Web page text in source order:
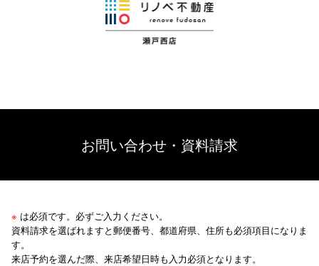
お問い合わせ・資料請求
※ は必須です。必ずご入力ください。
資料請求を選ばれますと郵便番号、都道府県、住所も必須項目になりま
す。
来店予約を選んだ際、来店希望日時も入力必須となります。